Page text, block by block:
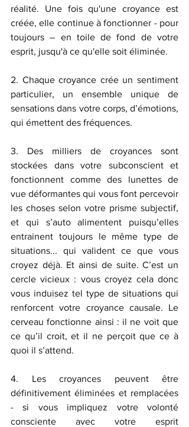
réalité. Une fois qu'une croyance est
créée, elle continue à fonctionner - pour
toujours – en toile de fond de votre
esprit, jusqu'à ce qu'elle soit éliminée.
2. Chaque croyance crée un sentiment
particulier, un ensemble unique de
sensations dans votre corps, d’émotions,
qui émettent des fréquences.
3. Des milliers de croyances sont
stockées dans votre subconscient et
fonctionnent comme des lunettes de
vue déformantes qui vous font percevoir
les choses selon votre prisme subjectif,
et qui s’auto alimentent puisqu’elles
entrainent toujours le même type de
situations... qui valident ce que vous
croyez déjà. Et ainsi de suite. C’est un
cercle vicieux : vous croyez cela donc
vous induisez tel type de situations qui
renforcent votre croyance causale. Le
cerveau fonctionne ainsi : il ne voit que
ce qu’il croit, et il ne perçoit que ce à
quoi il s’attend.
4. Les croyances peuvent être
définitivement éliminées et remplacées
- si vous impliquez votre volonté
consciente avec votre esprit